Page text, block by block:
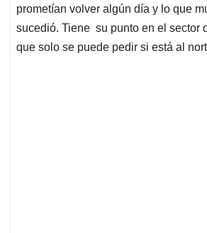
prometían volver algún día y lo que
sucedió. Tiene su punto en el sector
que solo se puede pedir si está al